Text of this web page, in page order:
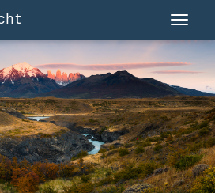
auf Schreibnacht.de
Federschwinger-Community
die gerne schreibt. Alter, Genre
relevant, es zählt allein die Liebe